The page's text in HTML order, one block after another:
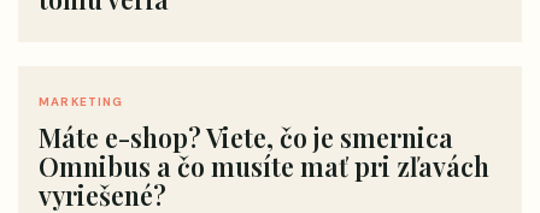
MARKETING
Máte e-shop? Viete, čo je smernica
Omnibus a čo musíte mať pri zľavách
vyriešené?